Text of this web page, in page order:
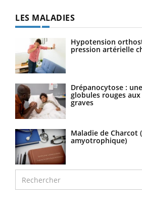
LES MALADIES
Hypotension
pression artérielle
Drépanocytose :
globules rouges
graves
Maladie de Charcot
amyotrophique)